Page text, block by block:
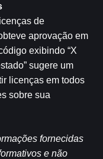
de
aprovação em
exibindo “X
sugere um
licenças em todos
sobre sua
fornecidas
e não